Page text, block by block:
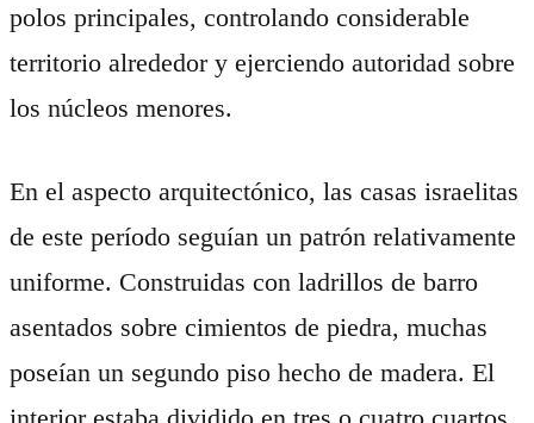
polos principales, controlando considerable
territorio alrededor y ejerciendo autoridad sobre
los núcleos menores.
En el aspecto arquitectónico, las casas israelitas
de este período seguían un patrón relativamente
uniforme. Construidas con ladrillos de barro
asentados sobre cimientos de piedra, muchas
poseían un segundo piso hecho de madera. El